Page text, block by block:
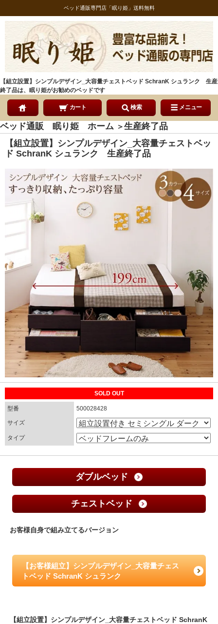
ベッド通販専門店「眠り姫」送料無料
【組立設置】シンプルデザイン_大容量チェストベッド SchranK シュランク 生産
終了品は、眠り姫がお勧めのベッドです
カート 検索 メニュー
ベッド通販 眠り姫 ホーム ＞生産終了品
【組立設置】シンプルデザイン_大容量チェストベッ
ド SchranK シュランク 生産終了品
SOLD OUT
型番 500028428
サイズ
タイプ
ダブルベッド
チェストベッド
お客様自身で組み立てるバージョン
【お客様組立】シンプルデザイン_大容量チェス
トベッド SchranK シュランク
【組立設置】シンプルデザイン_大容量チェストベッド SchranK